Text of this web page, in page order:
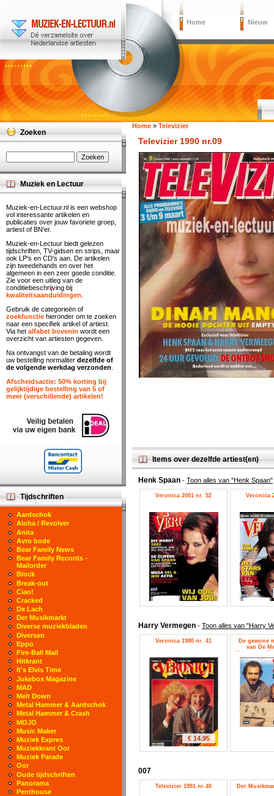
Home Nieuw
Home » Televizier
Televizier 1990 nr.09
Items over dezelfde artiest(en)
Henk Spaan - Toon alles van "Henk Spaan"
Veronica 2001 nr. 52 Veronica
Harry Vermegen - Toon alles van "Harry
Veronica 1980 nr. 41
€ 14.95
De gewone
van De
Vermegen,
007
Televizier 1991 nr.40 Der
Zoeken
Muziek en Lectuur
Muziek-en-Lectuur.nl is een webshop
vol interessante artikelen en
publicaties over jouw favoriete groep,
artiest of BN'er.
Muziek-en-Lectuur biedt gelezen
tijdschriften, TV-gidsen en strips, maar
ook LP's en CD's aan. De artikelen
zijn tweedehands en over het
algemeen in een zeer goede conditie.
Zie voor een uitleg van de
conditiebeschrijving bij
kwaliteitsaanduidingen
Gebruik de categorieën of
zoekfunctie hieronder om te zoeken
naar een specifiek artikel of artiest.
Via het alfabet bovenin wordt een
overzicht van artiesten gegeven.
Na ontvangst van de betaling wordt
uw bestelling normaliter dezelfde of
de volgende werkdag verzonden
Afscheidsactie: 50% korting bij
gelijktijdige bestelling van 5 of
meer (verschillende) artikelen!
Tijdschriften
Aardschok
Aloha / Revolver
Anita
Avro bode
Bear Family News
Bear Family Records -
Mailorder
Block
Break-out
Ciao!
Cracked
De Lach
Der Musikmarkt
Diverse muziekbladen
Diversen
Eppo
Fire-Ball Mail
Hitkrant
It's Elvis Time
Jukebox Magazine
MAD
Melt Down
Metal Hammer & Aardschok
Metal Hammer & Crash
MOJO
Music Maker
Muziek Expres
Muziekkrant Oor
Muziek Parade
Oor
Oude tijdschriften
Panorama
Penthouse